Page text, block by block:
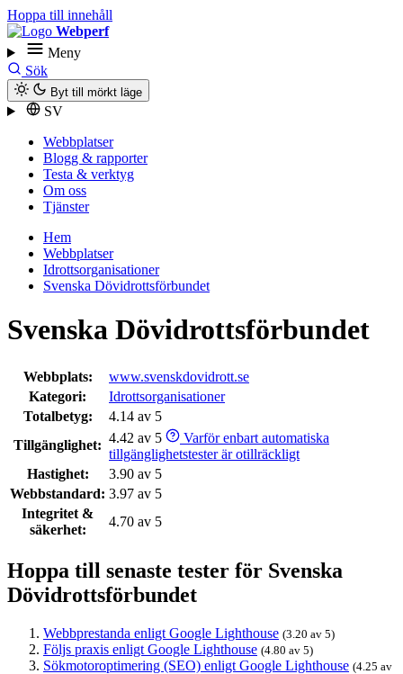
Hoppa till innehåll
Webperf
Meny
Sök
Byt till mörkt läge
SV
Webbplatser
Blogg & rapporter
Testa & verktyg
Om oss
Tjänster
Hem
Webbplatser
Idrottsorganisationer
Svenska Dövidrottsförbundet
Svenska Dövidrottsförbundet
Webbplats:
www.svenskdovidrott.se
Kategori:
Idrottsorganisationer
Totalbetyg:
4.14 av 5
Tillgänglighet: 4.42 av 5
Varför enbart automatiska
tillgänglighetstester är otillräckligt
Hastighet:
3.90 av 5
Webbstandard: 3.97 av 5
Integritet &
säkerhet:
4.70 av 5
Hoppa till senaste tester för Svenska
Dövidrottsförbundet
Webbprestanda enligt Google Lighthouse (3.20 av 5)
Följs praxis enligt Google Lighthouse (4.80 av 5)
Sökmotoroptimering (SEO) enligt Google Lighthouse (4.25 av